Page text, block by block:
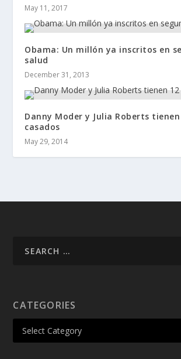
May 11, 2017
Obama: Un millón ya inscritos en
salud
December 31, 2013
Danny Moder y Julia Roberts
casados
May 29, 2014
CATEGORIES